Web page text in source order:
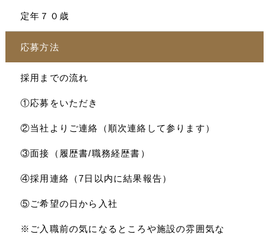
定年７０歳
応募方法
採用までの流れ
①応募をいただき
②当社よりご連絡（順次連絡して参ります）
③面接（履歴書/職務経歴書）
④採用連絡（7日以内に結果報告）
⑤ご希望の日から入社
※ご入職前の気になるところや施設の雰囲気な